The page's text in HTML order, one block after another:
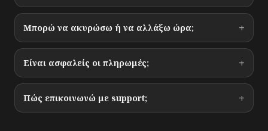
Μπορώ να ακυρώσω ή να αλλάξω ώρα; +
Είναι ασφαλείς οι πληρωμές; +
Πώς επικοινωνώ με support; +